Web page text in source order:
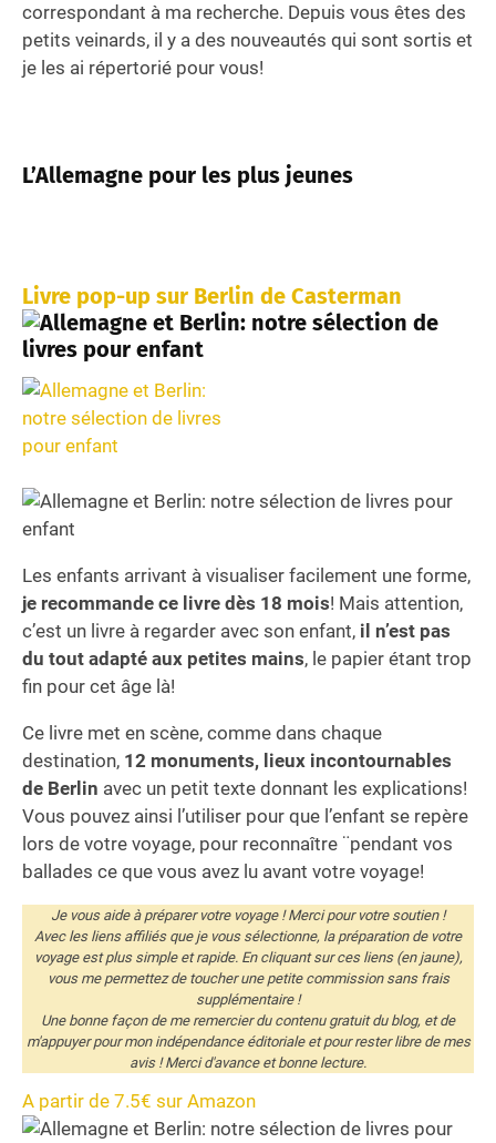
correspondant à ma recherche. Depuis vous êtes des
petits veinards, il y a des nouveautés qui sont sortis et
je les ai répertorié pour vous!
L’Allemagne pour les plus jeunes
Livre pop-up sur Berlin de Casterman
Les enfants arrivant à visualiser facilement une forme,
je recommande ce livre dès 18 mois! Mais attention,
c’est un livre à regarder avec son enfant, il n’est pas
du tout adapté aux petites mains, le papier étant trop
fin pour cet âge là!
Ce livre met en scène, comme dans chaque
destination, 12 monuments, lieux incontournables
de Berlin avec un petit texte donnant les explications!
Vous pouvez ainsi l’utiliser pour que l’enfant se repère
lors de votre voyage, pour reconnaître ¨pendant vos
ballades ce que vous avez lu avant votre voyage!
Je vous aide à préparer votre voyage ! Merci pour votre soutien !
Avec les liens affiliés que je vous sélectionne, la préparation de votre
voyage est plus simple et rapide. En cliquant sur ces liens (en jaune),
vous me permettez de toucher une petite commission sans frais
supplémentaire !
Une bonne façon de me remercier du contenu gratuit du blog, et de
m'appuyer pour mon indépendance éditoriale et pour rester libre de mes
avis ! Merci d'avance et bonne lecture.
A partir de 7.5€ sur Amazon